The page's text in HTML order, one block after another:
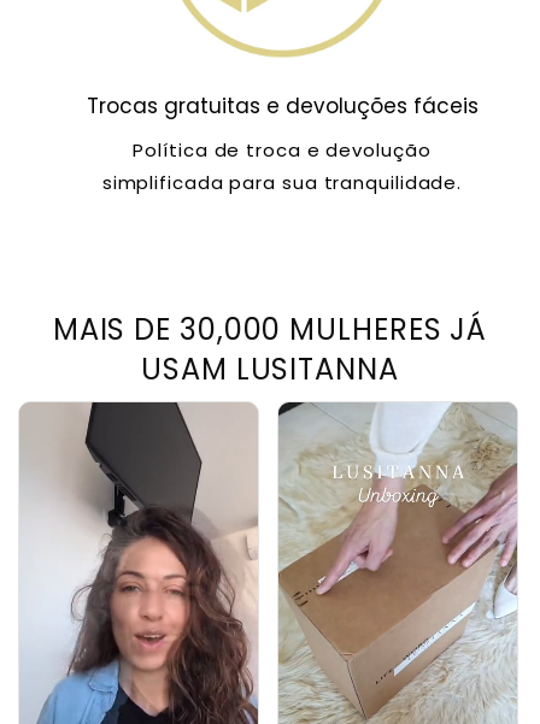
Trocas gratuitas e devoluções fáceis
Política de troca e devolução
simplificada para sua tranquilidade.
MAIS DE 30,000 MULHERES JÁ
USAM LUSITANNA